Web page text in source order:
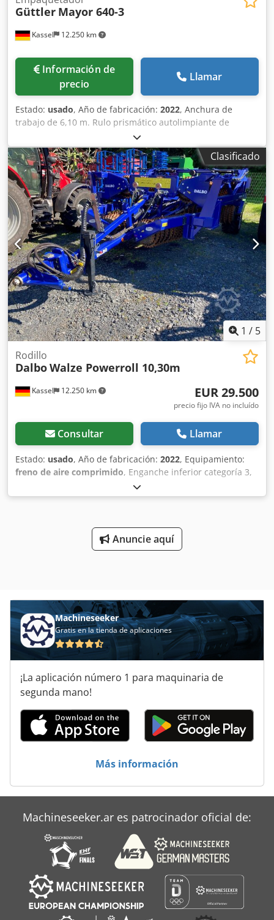
Kassel 12.250 km
Güttler Mayor 640-3
Información de
precio
Llamar
Estado: usado, Año de fabricación: 2022, Anchura de
trabajo de 6,10 m. Rulo prismático autolimpiante de
fundición, con accionamiento hidráulico/plegado y
compensación de presión. Bastidor rodante con
neumáticos 15.0/44-17. Barra de tiro con enganche
inferior, incluye paneles de advertencia con LED B. Chjdpot
Dxnfefx Ac Hja
Clasificado
1 / 5
Kassel 12.250 km
Rodillo
DalboWalze Powerroll 10,30m
EUR 29.500
precio fijo IVA no incluído
Consultar Llamar
Estado: usado, Año de fabricación: 2022, Equipamiento:
freno de aire comprimido, Enganche inferior categoría 3,
perfil prismático Cross Combi, plegado hidráulico /
Neumáticos 480/45-17, reparto de peso hidráulico,
Anuncie aquí
Machineseeker
Gratis en la tienda de aplicaciones
¡La aplicación número 1 para maquinaria de
segunda mano!
Más información
Machineseeker.ar es patrocinador oficial de: